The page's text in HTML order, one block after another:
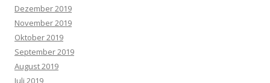
Dezember 2019
November 2019
Oktober 2019
September 2019
August 2019
Juli 2019